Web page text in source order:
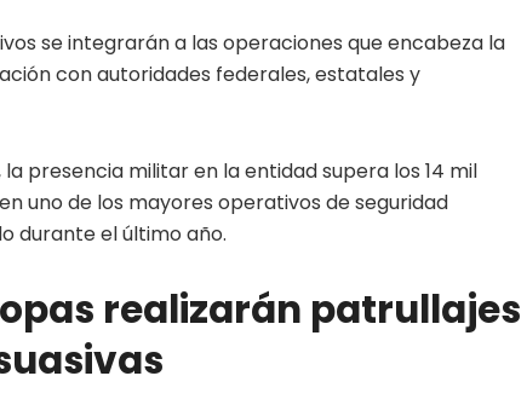
se integrarán a las operaciones que encabeza la
con autoridades federales, estatales y
presencia militar en la entidad supera los 14 mil
uno de los mayores operativos de seguridad
durante el último año.
realizarán patrullajes